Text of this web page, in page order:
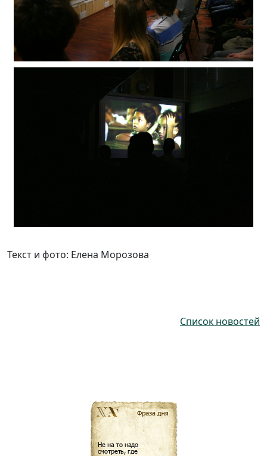
Текст и фото: Елена Морозова
Список новостей